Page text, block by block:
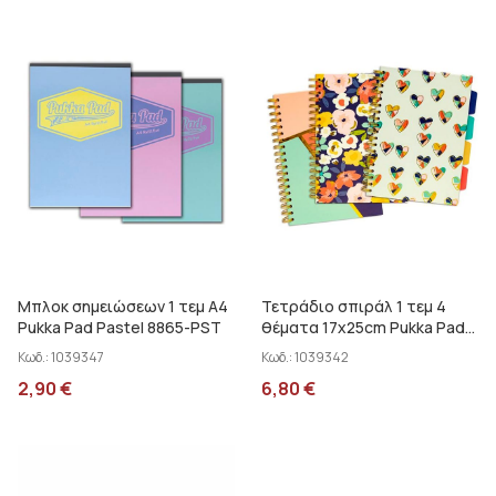
Μπλοκ σημειώσεων 1 τεμ Α4
Pukka Pad Pastel 8865-PST
Κωδ.:1039347
2,90€
Τετράδιο σπιράλ 1 τεμ 4
θέματα 17x25cm Pukka Pad
Floral Love 9033-CD
Κωδ.:1039342
6,80€